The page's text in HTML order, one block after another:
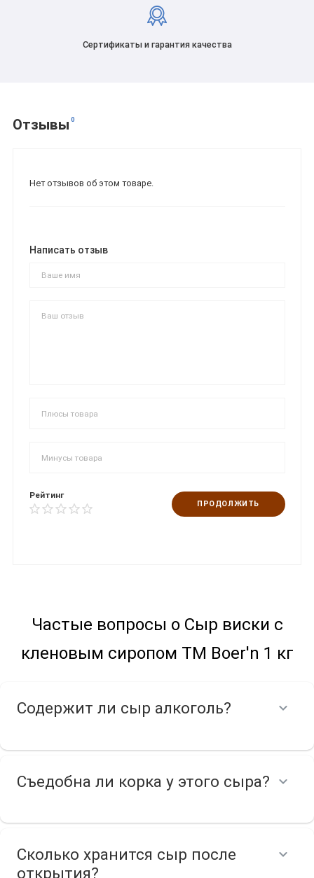
Сертификаты и гарантия качества
Отзывы 0
Нет отзывов об этом товаре.
Написать отзыв
Рейтинг
ПРОДОЛЖИТЬ
Частые вопросы о Сыр виски с
кленовым сиропом ТМ Boer'n 1 кг
Содержит ли сыр алкоголь?
Съедобна ли корка у этого сыра?
Сколько хранится сыр после
открытия?